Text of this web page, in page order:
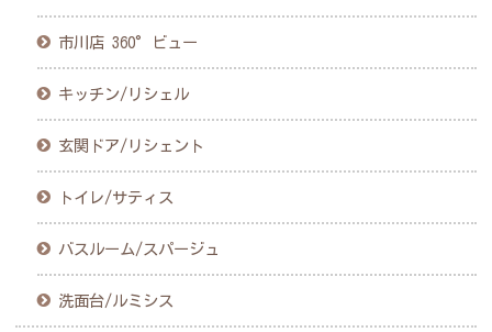
市川店 360°ビュー
キッチン/リシェル
玄関ドア/リシェント
トイレ/サティス
バスルーム/スパージュ
洗面台/ルミシス